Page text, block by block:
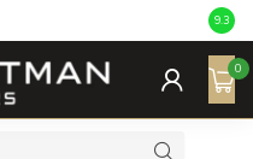
9.3
0